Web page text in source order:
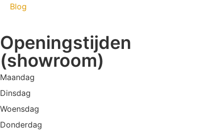
Blog
Openingstijden
(showroom)
Maandag
Dinsdag
Woensdag
Donderdag